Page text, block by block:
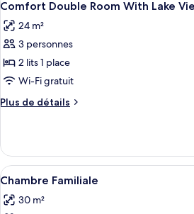
chambres
toutes
les
photos
pour
ce
type
de
Comfort
Double
Room
With
Lake
5
Comfort Double Room With Lake
24 m²
3 personnes
2 lits 1 place
Wi-Fi gratuit
Plus de détails
Plus
le
type
de
Comfort
Afficher
toutes
les
Une
4
Chambre Familiale
30 m²